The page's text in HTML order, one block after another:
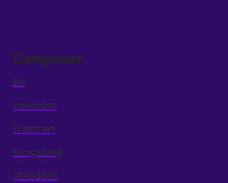
Campuser
Bø
Hønefoss
Drammen
Kongsberg
Notodden